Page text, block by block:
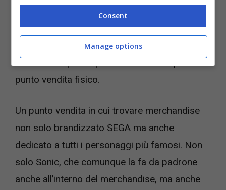
dell’apertura del nuovo SEGA Store a Tokyo
stia facendo parlare tantissimo la rete. Il
colosso giapponese ha deciso di fare come
Nintendo a questo punto e costruire quindi un
punto vendita fisico.
Un punto vendita in cui trovare merchandise
non solo brandizzato SEGA ma anche
dedicato a tutti i personaggi più famosi. Non
solo Sonic, che comunque la fa da padrone
anche all’interno del merchandise, ma anche
Consent
Manage options